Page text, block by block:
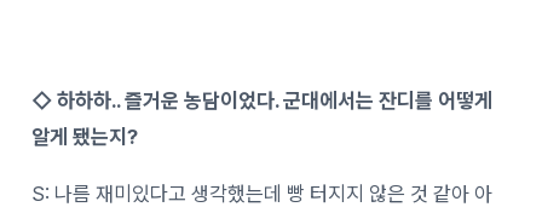
◇ 하하하.. 즐거운 농담이었다. 군대에서는 잔디를 어떻게
알게 됐는지?
S: 나름 재미있다고 생각했는데 빵 터지지 않은 것 같아 아